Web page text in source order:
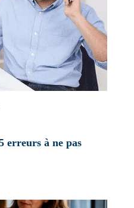
erreurs à ne pas